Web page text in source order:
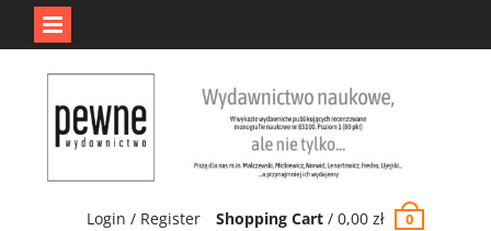
Login / Register Shopping Cart /0,00zł 0